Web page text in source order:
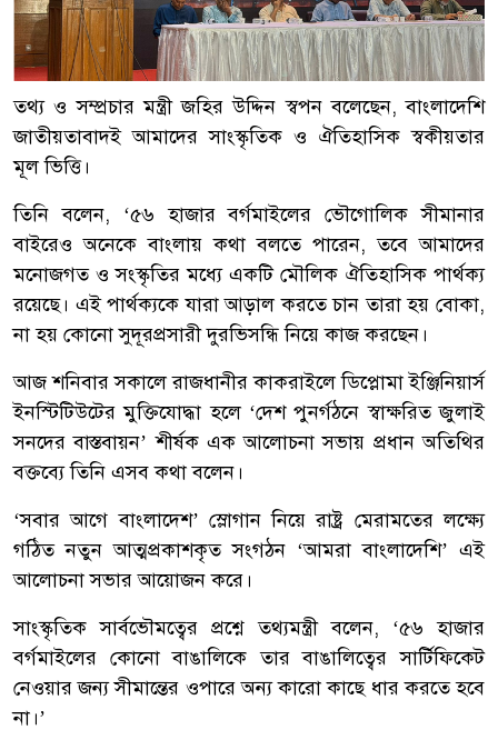
তথ্য ও সম্প্রচার মন্ত্রী জহির উদ্দিন স্বপন বলেছেন, বাংলাদেশি
জাতীয়তাবাদই আমাদের সাংস্কৃতিক ও ঐতিহাসিক স্বকীয়তার
মূল ভিত্তি।
তিনি বলেন, ‘৫৬ হাজার বর্গমাইলের ভৌগোলিক সীমানার
বাইরেও অনেকে বাংলায় কথা বলতে পারেন, তবে আমাদের
মনোজগত ও সংস্কৃতির মধ্যে একটি মৌলিক ঐতিহাসিক পার্থক্য
রয়েছে। এই পার্থক্যকে যারা আড়াল করতে চান তারা হয় বোকা,
না হয় কোনো সুদূরপ্রসারী দুরভিসন্ধি নিয়ে কাজ করছেন।
আজ শনিবার সকালে রাজধানীর কাকরাইলে ডিপ্লোমা ইঞ্জিনিয়ার্স
ইনস্টিটিউটের মুক্তিযোদ্ধা হলে ‘দেশ পুনর্গঠনে স্বাক্ষরিত জুলাই
সনদের বাস্তবায়ন’ শীর্ষক এক আলোচনা সভায় প্রধান অতিথির
বক্তব্যে তিনি এসব কথা বলেন।
‘সবার আগে বাংলাদেশ’ স্লোগান নিয়ে রাষ্ট্র মেরামতের লক্ষ্যে
গঠিত নতুন আত্মপ্রকাশকৃত সংগঠন ‘আমরা বাংলাদেশি’ এই
আলোচনা সভার আয়োজন করে।
সাংস্কৃতিক সার্বভৌমত্বের প্রশ্নে তথ্যমন্ত্রী বলেন, ‘৫৬ হাজার
বর্গমাইলের কোনো বাঙালিকে তার বাঙালিত্বের সার্টিফিকেট
নেওয়ার জন্য সীমান্তের ওপারে অন্য কারো কাছে ধার করতে হবে
না।’